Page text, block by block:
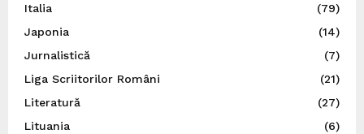
Italia
(79)
Japonia
(14)
Jurnalistică
(7)
Liga Scriitorilor Români
(21)
Literatură
(27)
Lituania
(6)